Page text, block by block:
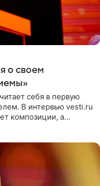
о своем
себя в первую
В интервью vesti.ru
композиции, а